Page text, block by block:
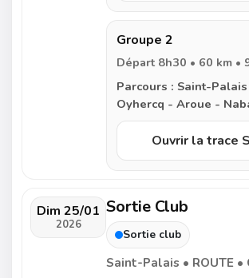
Groupe 2
Départ 8h30 • 60 km •
Parcours :
Oyhercq - Aroue -
- Espes - Mauleon -
Uhart-Mixe - Gibraltar
Palais
Ouvrir la trace
Dim 25/01
2026
Sortie Club
Sortie club
Saint-Palais • ROUTE •